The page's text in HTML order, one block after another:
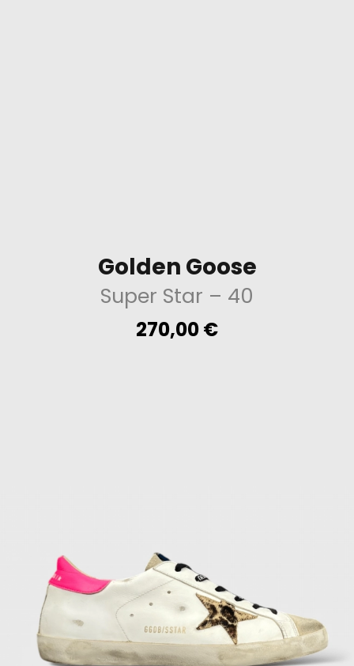
Golden Goose
Super Star – 40
270,00€